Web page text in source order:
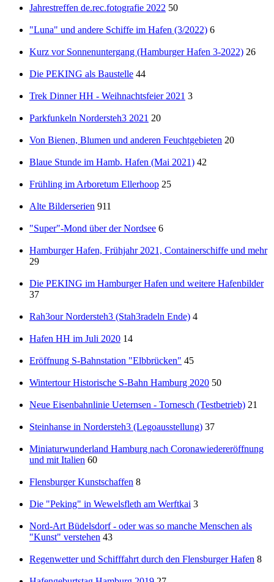
Jahrestreffen de.rec.fotografie 2022 50
"Luna" und andere Schiffe im Hafen (3/2022) 6
Kurz vor Sonnenuntergang (Hamburger Hafen 3-2022) 26
Die PEKING als Baustelle 44
Trek Dinner HH - Weihnachtsfeier 2021 3
Parkfunkeln Nordersteh3 2021 20
Von Bienen, Blumen und anderen Feuchtgebieten 20
Blaue Stunde im Hamb. Hafen (Mai 2021) 42
Frühling im Arboretum Ellerhoop 25
Alte Bilderserien 911
"Super"-Mond über der Nordsee 6
Hamburger Hafen, Frühjahr 2021, Containerschiffe und mehr
29
Die PEKING im Hamburger Hafen und weitere Hafenbilder
37
Rah3our Nordersteh3 (Stah3radeln Ende) 4
Hafen HH im Juli 2020 14
Eröffnung S-Bahnstation "Elbbrücken" 45
Wintertour Historische S-Bahn Hamburg 2020 50
Neue Eisenbahnlinie Ueternsen - Tornesch (Testbetrieb) 21
Steinhanse in Nordersteh3 (Legoausstellung) 37
Miniaturwunderland Hamburg nach Coronawiedereröffnung
und mit Italien 60
Flensburger Kunstschaffen 8
Die "Peking" in Wewelsfleth am Werftkai 3
Nord-Art Büdelsdorf - oder was so manche Menschen als
"Kunst" verstehen 43
Regenwetter und Schifffahrt durch den Flensburger Hafen 8